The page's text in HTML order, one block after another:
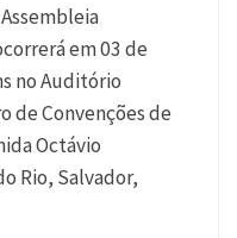
em 03 de
no Auditório
de Convenções de
Octávio
Rio, Salvador,